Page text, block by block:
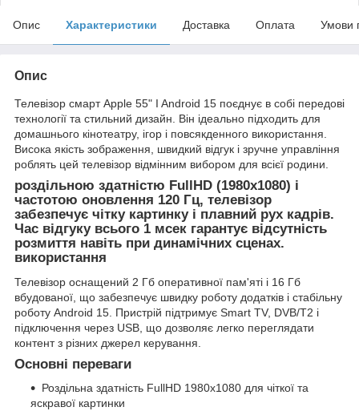
Опис Характеристики Доставка Оплата Умови
Опис
Телевізор смарт Apple 55" I Android 15 поєднує в собі передові
технології та стильний дизайн. Він ідеально підходить для
домашнього кінотеатру, ігор і повсякденного використання.
Висока якість зображення, швидкий відгук і зручне управління
роблять цей телевізор відмінним вибором для всієї родини.
роздільною здатністю FullHD (1980x1080) і
частотою оновлення 120 Гц, телевізор
забезпечує чітку картинку і плавний рух кадрів.
Час відгуку всього 1 мсек гарантує відсутність
розмиття навіть при динамічних сценах.
використання
Телевізор оснащений 2 Гб оперативної пам'яті і 16 Гб
вбудованої, що забезпечує швидку роботу додатків і стабільну
роботу Android 15. Пристрій підтримує Smart TV, DVB/T2 і
підключення через USB, що дозволяє легко переглядати
контент з різних джерел керування.
Основні переваги
Роздільна здатність FullHD 1980x1080 для чіткої та
яскравої картинки